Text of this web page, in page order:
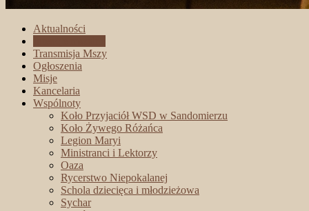
Aktualności
Transmisja Mszy
Ogłoszenia
Misje
Kancelaria
Wspólnoty
Koło Przyjaciół WSD w Sandomierzu
Koło Żywego Różańca
Legion Maryi
Ministranci i Lektorzy
Oaza
Rycerstwo Niepokalanej
Schola dziecięca i młodzieżowa
Sychar